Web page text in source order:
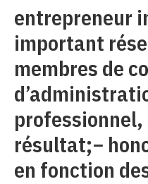
entrepreneur
important
membres de
professionnel,
résultat;−
en fonction